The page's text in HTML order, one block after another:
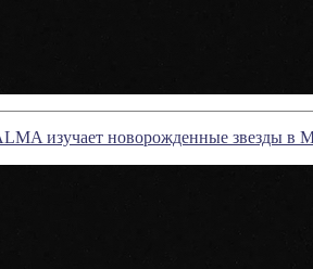
изучает новорожденные звезды в